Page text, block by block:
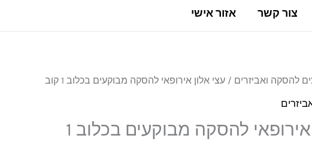
צור קשר אזור אישי
להסקה ואביזרים / עצי אלון אירופאי להסקה מבוקעים בכלוב 1 קוב
עצי אלון אירופאי להסקה מבוקעים בכלוב 1